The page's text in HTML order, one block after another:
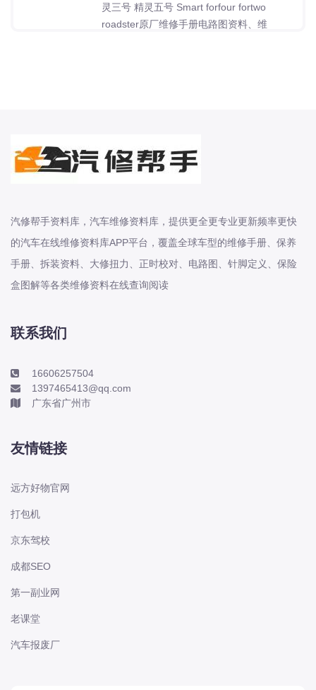
灵三号 精灵五号 Smart forfour fortwo
roadster原厂维修手册电路图资料、维
料、汽修资料库、正时资料、螺丝扭
力、拆装步骤、故障码、针脚定义、保
2003-2026年郑州日产系列D22 EM19
NV200 P20 凯普斯达 宏翼 帅客 帕拉
料、汽修资料库、正时资料、螺丝扭
力、拆装步骤、故障码、针脚定义、保
LIVINA 骏逸 LIVINA原厂维修手册电路
汽修帮手资料库，汽车维修资料库，提供更全更专业更新频率更快
的汽车在线维修资料库APP平台，覆盖全球车型的维修手册、保养
手册、拆装资料、大修扭力、正时校对、电路图、针脚定义、保险
盒图解等各类维修资料在线查询阅读
联系我们
16606257504
1397465413@qq.com
广东省广州市
友情链接
远方好物官网
打包机
京东驾校
成都SEO
第一副业网
老课堂
汽车报废厂